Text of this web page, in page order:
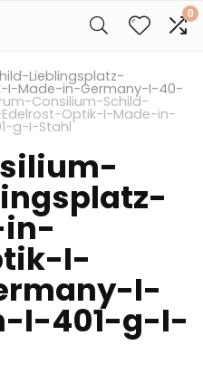
0
Lieblingsplatz-
I-Made-in-Germany-I-40-
Consilium-Schild-
Optik-I-Made-in-
g-I-Stahl
in-
I-
I-
I-401-g-I-